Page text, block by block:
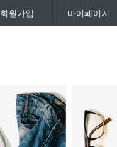
회원가입 마이페이지